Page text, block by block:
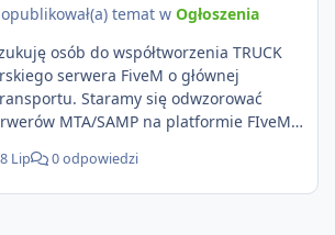
temat w Ogłoszenia
serwera FiveM o głównej
Staramy się odwzorować
MTA/SAMP na platformie FIveM.
robić coś innego niż jeździć ciężarówką.
jest od podstaw z naciskiem na
Lip 0 odpowiedzi